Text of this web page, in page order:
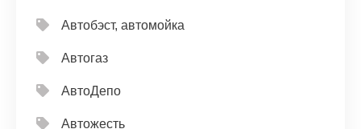
Автобэст, автомойка
Автогаз
АвтоДепо
Автожесть